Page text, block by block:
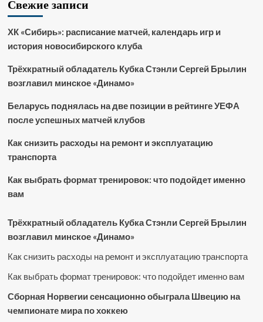
Свежие записи
ХК «Сибирь»: расписание матчей, календарь игр и
история новосибирского клуба
Трёхкратный обладатель Кубка Стэнли Сергей Брылин
возглавил минское «Динамо»
Беларусь поднялась на две позиции в рейтинге УЕФА
после успешных матчей клубов
Как снизить расходы на ремонт и эксплуатацию
транспорта
Как выбрать формат тренировок: что подойдет именно
вам
Трёхкратный обладатель Кубка Стэнли Сергей Брылин
возглавил минское «Динамо»
Как снизить расходы на ремонт и эксплуатацию транспорта
Как выбрать формат тренировок: что подойдет именно вам
Сборная Норвегии сенсационно обыграла Швецию на
чемпионате мира по хоккею